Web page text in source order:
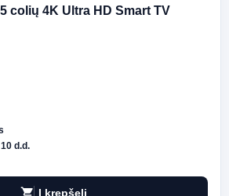
colių 4K Ultra HD Smart TV
d.d.
shopping_cart Į krepšelį